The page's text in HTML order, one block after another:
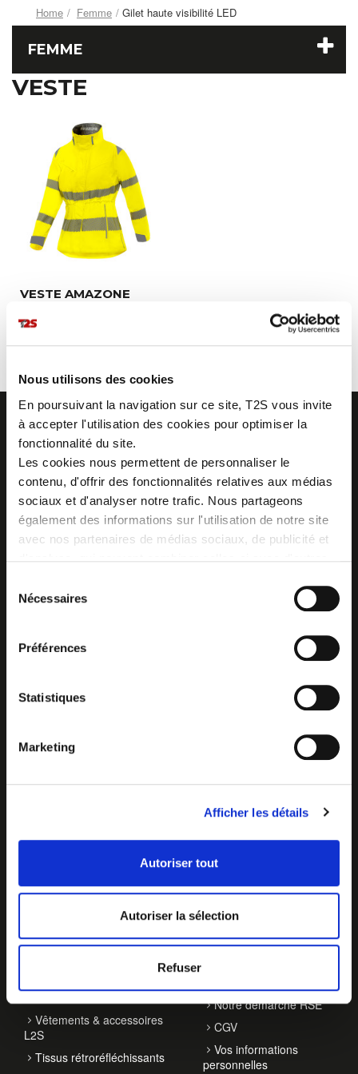
Nous utilisons des cookies
En poursuivant la navigation sur ce site, T2S vous invite
à accepter l'utilisation des cookies pour optimiser la
fonctionnalité du site.
Les cookies nous permettent de personnaliser le
contenu, d'offrir des fonctionnalités relatives aux médias
sociaux et d'analyser notre trafic. Nous partageons
également des informations sur l'utilisation de notre site
avec nos partenaires de médias sociaux, de publicité et
collectées lors de votre utilisation de leurs services.
Nécessaires
Préférences
Statistiques
Marketing
Afficher les détails
Autoriser tout
Autoriser la sélection
Refuser
Home Femme Gilet haute visibilité LED
FEMME
VESTE
VESTE AMAZONE
Z.I. La Vaure - B.P. 20930
42291 SORBIERS CEDEX - France
Tél. : + 33 (0)4 77 53 05 05
Contactez-nous !
Plan d'accès
NOS ACTIVITÉS
Balisage de véhicules
EPI haute visibilité
Vêtements & accessoires
L2S
Tissus rétroréfléchissants
À PROPOS
Qui sommes-nous ?
Notre démarche RSE
CGV
Vos informations
personnelles